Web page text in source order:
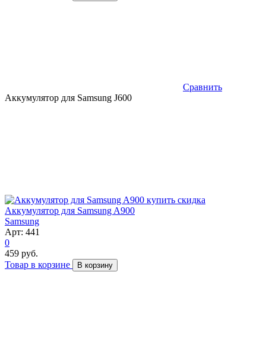
Сравнить
Аккумулятор для Samsung J600
скидка
Аккумулятор для Samsung A900
Samsung
Арт: 441
0
459 руб.
Товар в корзине
В корзину